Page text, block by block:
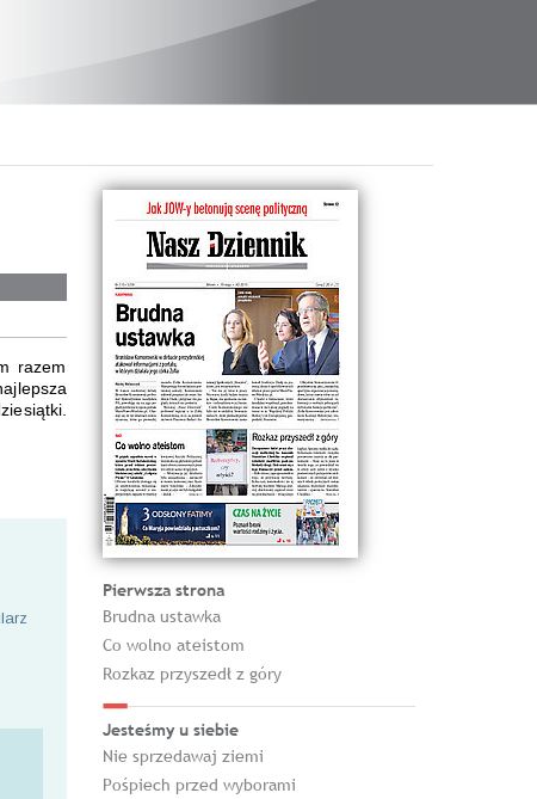
razem
Pierwsza strona
Brudna ustawka
Co wolno ateistom
Rozkaz przyszedł z góry
Jesteśmy u siebie
Nie sprzedawaj ziemi
Pośpiech przed wyborami